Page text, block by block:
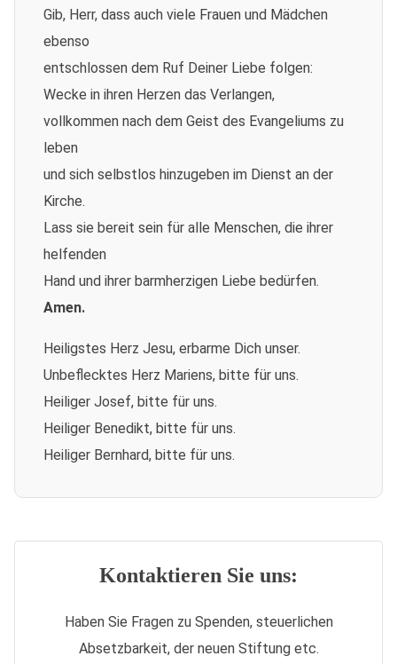
Gib, Herr, dass auch viele Frauen und Mädchen
ebenso
entschlossen dem Ruf Deiner Liebe folgen:
Wecke in ihren Herzen das Verlangen,
vollkommen nach dem Geist des Evangeliums zu
leben
und sich selbstlos hinzugeben im Dienst an der
Kirche.
Lass sie bereit sein für alle Menschen, die ihrer
helfenden
Hand und ihrer barmherzigen Liebe bedürfen.
Amen.
Heiligstes Herz Jesu, erbarme Dich unser.
Unbeflecktes Herz Mariens, bitte für uns.
Heiliger Josef, bitte für uns.
Heiliger Benedikt, bitte für uns.
Heiliger Bernhard, bitte für uns.
Kontaktieren Sie uns:
Haben Sie Fragen zu Spenden, steuerlichen
Absetzbarkeit, der neuen Stiftung etc.